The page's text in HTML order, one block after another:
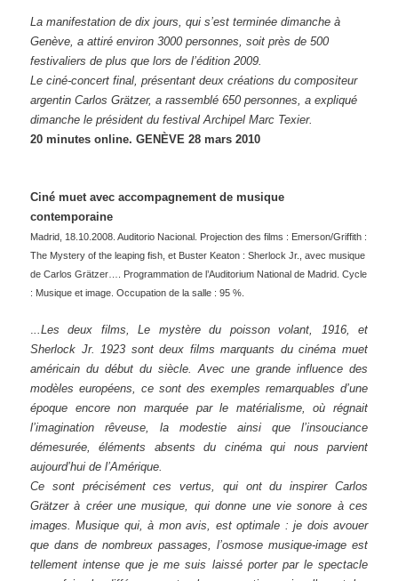
La manifestation de dix jours, qui s’est terminée dimanche à
Genève, a attiré environ 3000 personnes, soit près de 500
festivaliers de plus que lors de l’édition 2009.
Le ciné-concert final, présentant deux créations du compositeur
argentin Carlos Grätzer, a rassemblé 650 personnes, a expliqué
dimanche le président du festival Archipel Marc Texier.
20 minutes online. GENÈVE 28 mars 2010
Ciné muet avec accompagnement de musique
contemporaine
Madrid, 18.10.2008. Auditorio Nacional. Projection des films : Emerson/Griffith :
The Mystery of the leaping fish, et Buster Keaton : Sherlock Jr., avec musique
de Carlos Grätzer…. Programmation de l’Auditorium National de Madrid. Cycle
: Musique et image. Occupation de la salle : 95 %.
...Les deux films, Le mystère du poisson volant, 1916, et
Sherlock Jr. 1923 sont deux films marquants du cinéma muet
américain du début du siècle. Avec une grande influence des
modèles européens, ce sont des exemples remarquables d’une
époque encore non marquée par le matérialisme, où régnait
l’imagination rêveuse, la modestie ainsi que l’insouciance
démesurée, éléments absents du cinéma qui nous parvient
aujourd’hui de l’Amérique.
Ce sont précisément ces vertus, qui ont du inspirer Carlos
Grätzer à créer une musique, qui donne une vie sonore à ces
images. Musique qui, à mon avis, est optimale : je dois avouer
que dans de nombreux passages, l’osmose musique-image est
tellement intense que je me suis laissé porter par le spectacle